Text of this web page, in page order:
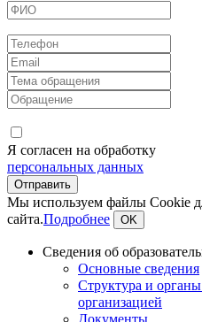
Я согласен на обработку
персональных данных
Мы используем файлы Cookie
сайта.Подробнее OK
Сведения об
Основные сведения
Структура и
организацией